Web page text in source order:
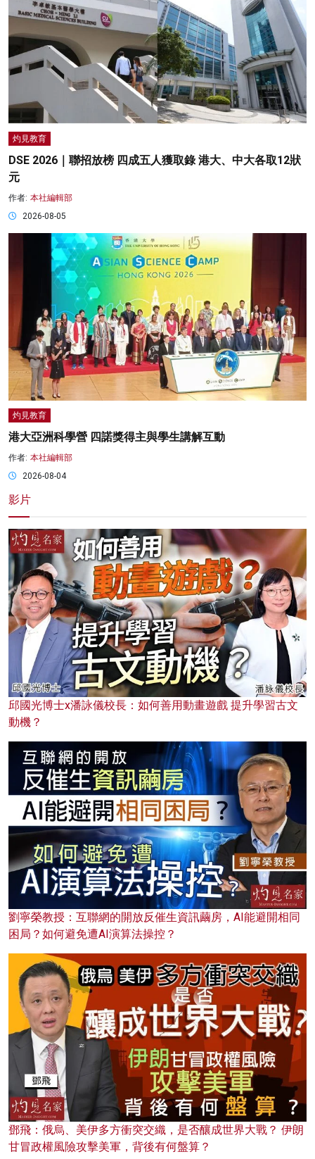
灼見教育
DSE 2026｜聯招放榜 四成五人獲取錄 港大、中大各取12狀
元
作者: 本社編輯部
2026-08-05
灼見教育
港大亞洲科學營 四諾獎得主與學生講解互動
作者: 本社編輯部
2026-08-04
影片
邱國光博士x潘詠儀校長：如何善用動畫遊戲 提升學習古文
動機？
劉寧榮教授：互聯網的開放反催生資訊繭房，AI能避開相同
困局？如何避免遭AI演算法操控？
鄧飛：俄烏、美伊多方衝突交織，是否釀成世界大戰？ 伊朗
甘冒政權風險攻擊美軍，背後有何盤算？